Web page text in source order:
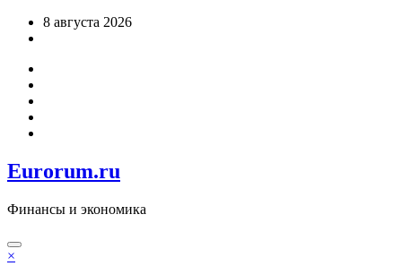
Перейти8 августа 2026
Eurorum.ru
Финансы и экономика
×